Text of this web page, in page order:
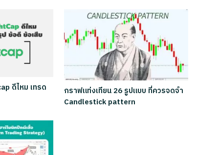
ดีไหม เทรด
กราฟแท่งเทียน 26 รูปแบบ ที่ควรจดจำ
Candlestick pattern